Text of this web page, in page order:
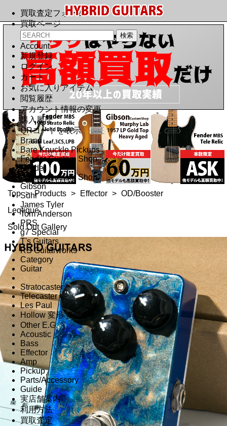
買取査定フォーム
買取ページ
Account
新規登録
ログイン
カート
お気に入りアイテム
閲覧履歴
アカウント情報の変更
購入履歴
QRコードを表示
Brand
Bare Knuckle Pickups
Fender Custom Shop
Fender
Gibson Custom Shop
Gibson
Suhr
James Tyler
Tom Anderson
PRS
g7 Special
T's Guitars
RS Guitarworks
Category
Guitar
Stratocaster
Telecaster
Les Paul
Hollow 変形 多弦
Other E.G.
Acoustic
Bass
Effector
Amp
Pickup
Parts/Accessory
Guide
実店舗案内
利用方法
買取査定
Top > Products > Effector > OD/Booster
Leqtique
Sold Out Gallery